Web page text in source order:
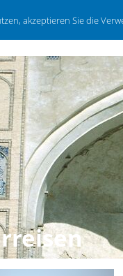
akzeptieren Sie die